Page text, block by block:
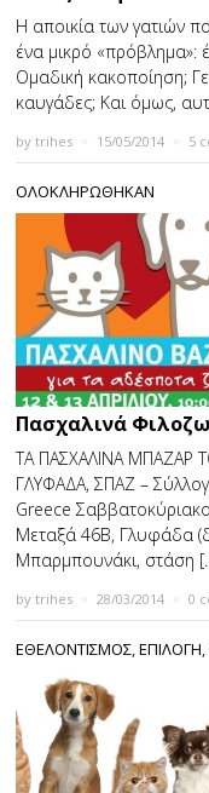
Η αποικία των γατιών
ένα μικρό «πρόβλημα»:
Ομαδική κακοποίηση;
καυγάδες; Και όμως,
bytrihes 15/05/2014 5
ΟΛΟΚΛΗΡΩΘΗΚΑΝ
Πασχαλινά
ΤΑ ΠΑΣΧΑΛΙΝΑ
ΓΛΥΦΑΔΑ, ΣΠΑΖ –
Greece
Μεταξά 46Β, Γλυφάδα
Μπαρμπουνάκι, στάση
bytrihes 28/03/2014 0
ΕΘΕΛΟΝΤΙΣΜΟΣ,ΕΠΙΛΟΓΗ,